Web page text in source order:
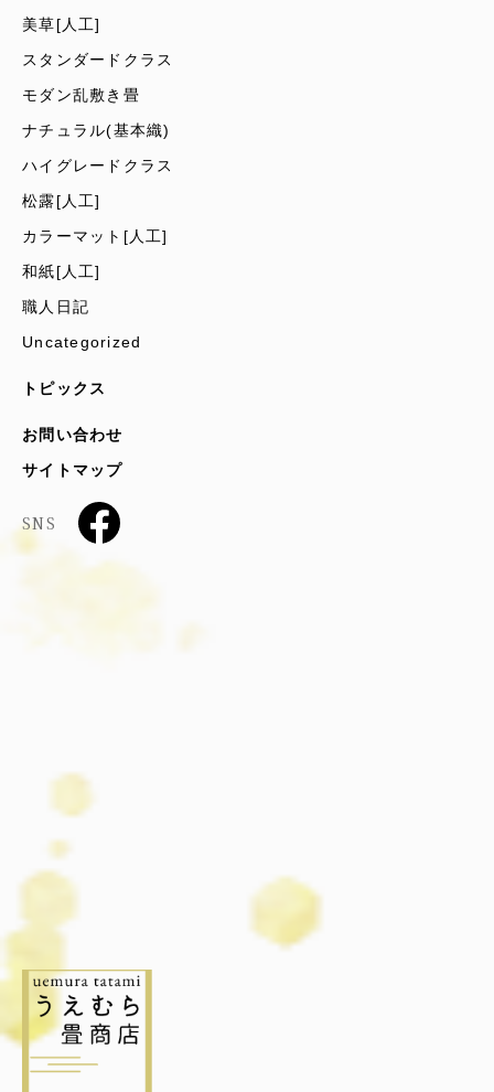
美草[人工]
スタンダードクラス
モダン乱敷き畳
ナチュラル(基本織)
ハイグレードクラス
松露[人工]
カラーマット[人工]
和紙[人工]
職人日記
Uncategorized
トピックス
お問い合わせ
サイトマップ
SNS